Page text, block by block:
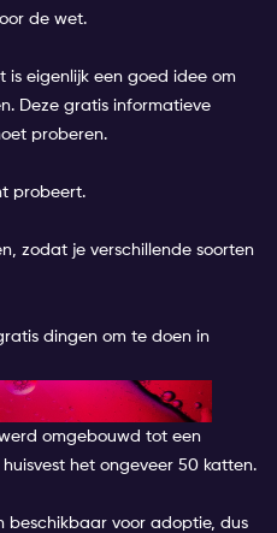
de wet.
is eigenlijk een goed idee om
Deze gratis informatieve
proberen.
probeert.
zodat je verschillende soorten
dingen om te doen in
omgebouwd tot een
het ongeveer 50 katten.
beschikbaar voor adoptie, dus